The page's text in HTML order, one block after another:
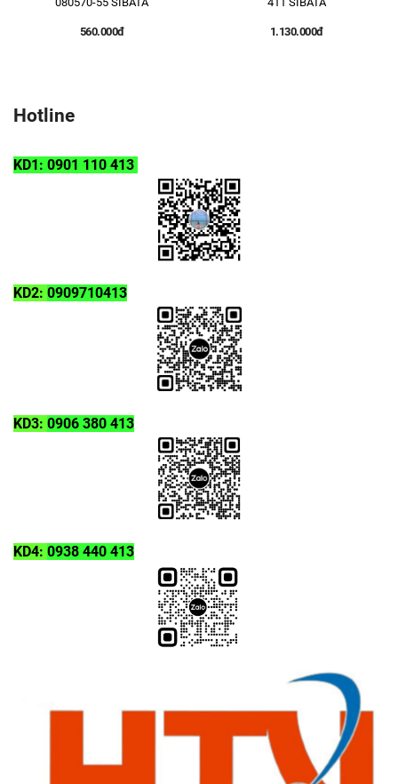
560.000đ 1.130.000đ
Hotline
KD1: 0901 110 413
KD2: 0909710413
KD3: 0906 380 413
KD4: 0938 440 413